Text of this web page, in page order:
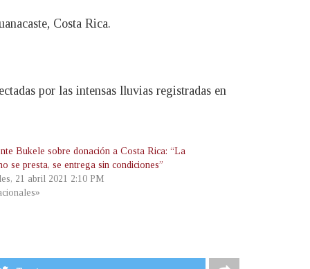
Costa Rica.
por las intensas lluvias registradas en
Bukele sobre donación a Costa Rica: “La
se presta, se entrega sin condiciones”
21 abril 2021 2:10 PM